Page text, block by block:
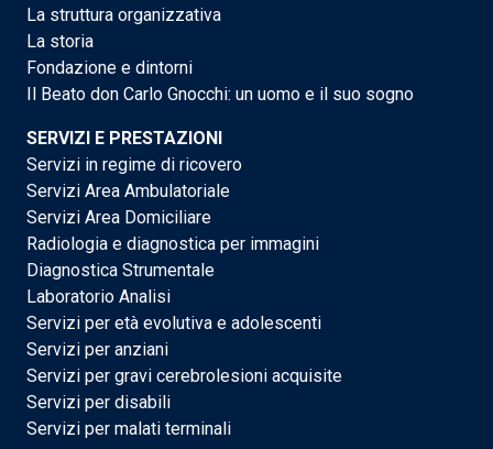
La struttura organizzativa
La storia
Fondazione e dintorni
Il Beato don Carlo Gnocchi: un uomo e il suo sogno
SERVIZI E PRESTAZIONI
Servizi in regime di ricovero
Servizi Area Ambulatoriale
Servizi Area Domiciliare
Radiologia e diagnostica per immagini
Diagnostica Strumentale
Laboratorio Analisi
Servizi per età evolutiva e adolescenti
Servizi per anziani
Servizi per gravi cerebrolesioni acquisite
Servizi per disabili
Servizi per malati terminali